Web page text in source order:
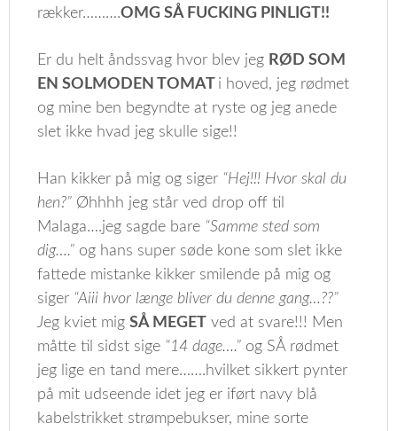
rækker……….OMG SÅ FUCKING PINLIGT!!
Er du helt åndssvag hvor blev jeg RØD SOM
EN SOLMODEN TOMAT i hoved, jeg rødmet
og mine ben begyndte at ryste og jeg anede
slet ikke hvad jeg skulle sige!!
Han kikker på mig og siger “Hej!!! Hvor skal du
hen?” Øhhhh jeg står ved drop off til
Malaga….jeg sagde bare “Samme sted som
dig….” og hans super søde kone som slet ikke
fattede mistanke kikker smilende på mig og
siger “Aiii hvor længe bliver du denne gang…??”
Jeg kviet migSÅ MEGET ved at svare!!! Men
måtte til sidst sige “14 dage….” og SÅ rødmet
jeg lige en tand mere…….hvilket sikkert pynter
på mit udseende idet jeg er iført navy blå
kabelstrikket strømpebukser, mine sorte